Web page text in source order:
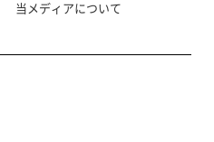
当メディアについて